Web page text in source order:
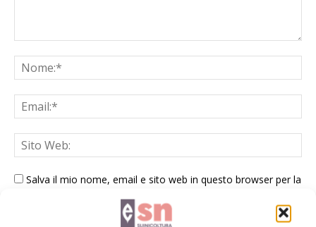
Salva il mio nome, email e sito web in questo browser per la